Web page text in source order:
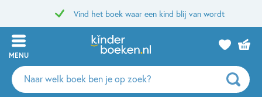
Vind het boek waar een kind blij van wordt
MENU
Zoeken
naar